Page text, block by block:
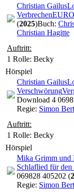
Christian Gailus
Verbrechen
(2025)Buch:
Christian Hagitte
Auftritt:
1 Rolle: Becky
Hörspiel
Christian Gailus
Verschwörung
Download 4
Regie: Simon
Auftritt:
1 Rolle: Becky
Hörspiel
Mika Grimm
Schlaflied für
069828 405202 (
Regie: Simon